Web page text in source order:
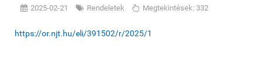
2025-02-21 Rendeletek Megtekintések: 332
https://or.njt.hu/eli/391502/r/2025/1